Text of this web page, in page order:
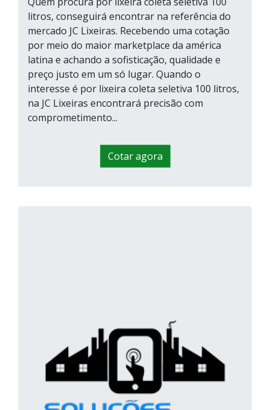
litros, conseguirá encontrar na referência do
mercado JC Lixeiras. Recebendo uma cotação
por meio do maior marketplace da américa
latina e achando a sofisticação, qualidade e
preço justo em um só lugar. Quando o
interesse é por lixeira coleta seletiva 100 litros,
na JC Lixeiras encontrará precisão com
comprometimento...
Cotar agora